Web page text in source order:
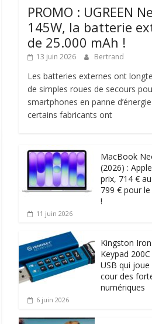
PROMO : UGREEN
145W, la batterie
de 25.000 mAh !
13 juin 2026 Bertrand
Les batteries externes ont
de simples roues de secours
smartphones en panne
certains fabricants ont
MacBook
(2026) :
prix, 714 €
799 € pour
!
11 juin 2026
Kingston
Keypad
USB qui joue
cour des
numériques
6 juin 2026